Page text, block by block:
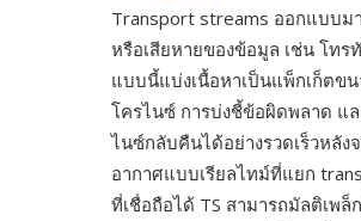
Transport streams ออกแบบม
หรือเสียหายของข้อมูล เช่น โทร
แบบนี้แบ่งเนื้อหาเป็นแพ็กเก็ตข
โครไนซ์ การบ่งชี้ข้อผิดพลาด แ
ไนซ์กลับคืนได้อย่างรวดเร็วหลั
อากาศแบบเรียลไทม์ที่แยก
ที่เชื่อถือได้ TS สามารถมัลติเพ